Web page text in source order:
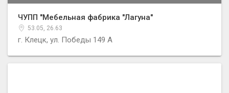
ЧУПП "Мебельная фабрика "Лагуна"
53.05, 26.63
г. Клецк, ул. Победы 149 А